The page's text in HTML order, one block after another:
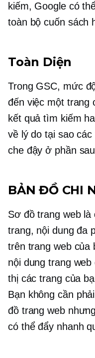
kiếm, Google có
toàn bộ cuốn sách
Toàn Diện
Trong GSC, mức
đến việc một trang
kết quả tìm kiếm
về lý do tại sao
che đậy ở phần
BẢN ĐỒ CHI
Sơ đồ trang web là
trang, nội dung đa
trên trang web của
nội dung trang
thị các trang của
Bạn không cần
đồ trang web
có thể đẩy nhanh